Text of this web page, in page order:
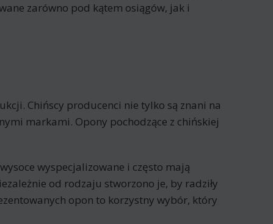
zarówno pod kątem osiągów, jak i
Chińscy producenci nie tylko są znani na
markami. Opony pochodzące z chińskiej
wyspecjalizowane i często mają
od rodzaju stworzono je, by radziły
opon to korzystny wybór, który